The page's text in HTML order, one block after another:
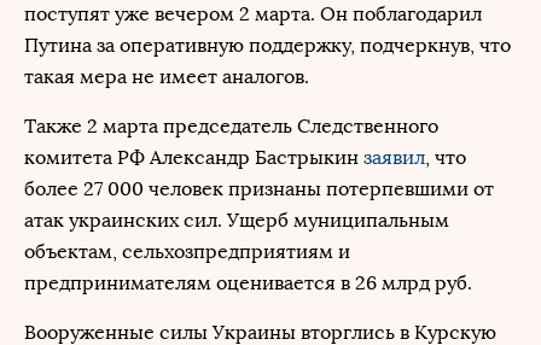
поступят уже вечером 2 марта. Он поблагодарил
Путина за оперативную поддержку, подчеркнув, что
такая мера не имеет аналогов.
Также 2 марта председатель Следственного
комитета РФ Александр Бастрыкин заявил, что
более 27 000 человек признаны потерпевшими от
атак украинских сил. Ущерб муниципальным
объектам, сельхозпредприятиям и
предпринимателям оценивается в 26 млрд руб.
Вооруженные силы Украины вторглись в Курскую